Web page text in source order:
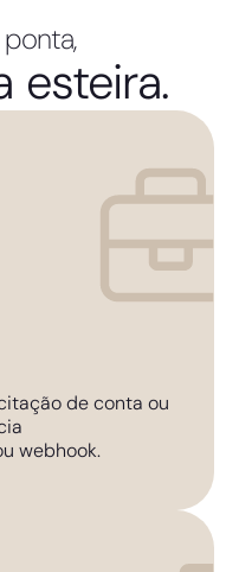
esteira.
de conta ou
webhook.